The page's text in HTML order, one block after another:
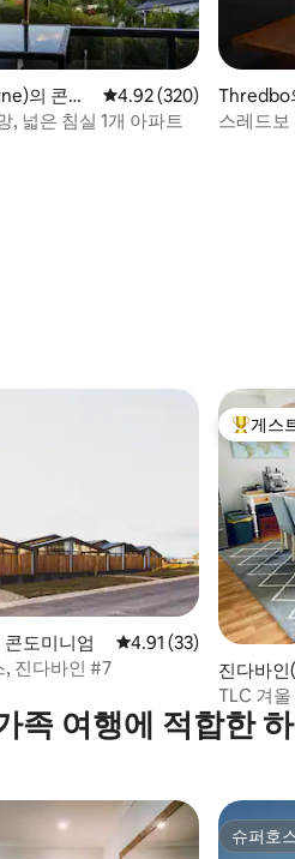
의 콘도
평점 4.92점(5점 만점),
4.92 (320)
, 넓은 침실 1개 아파트
Thredbo
스레드보
도미니엄 평점 4.91점(5점 만점
4.91 (33)
, 진다바인 #7
상위 게
게스
진다바
엄
TLC 겨
생활
족 여행에 적합한
슈퍼호
슈퍼호